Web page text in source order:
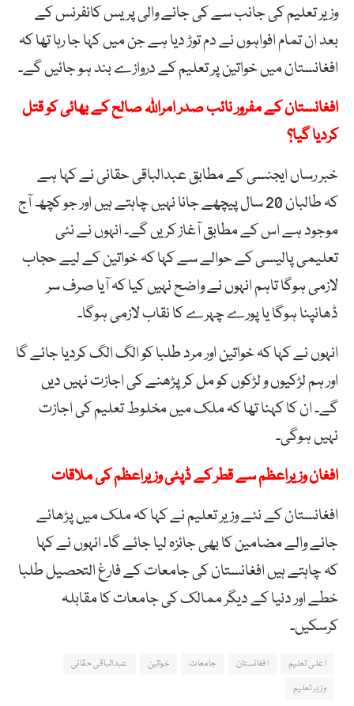
وزیر تعلیم کی جانب سے کی جانے والی پریس کانفرنس کے
بعد ان تمام افواہوں نے دم توڑ دیا ہے جن میں کہا جا رہا تھا کہ
افغانستان میں خواتین پر تعلیم کے دروازے بند ہو جائیں گے۔
افغانستان کے مفرور نائب صدر امراللہ صالح کے بھائی کو قتل
کردیا گیا؟
خبر رساں ایجنسی کے مطابق عبدالباقی حقانی نے کہا ہے
کہ طالبان 20 سال پیچھے جانا نہیں چاہتے ہیں اور جو کچھ آج
موجود ہے اس کے مطابق آغاز کریں گے۔ انہوں نے نئی
تعلیمی پالیسی کے حوالے سے کہا کہ خواتین کے لیے حجاب
لازمی ہوگا تاہم انہوں نے واضح نہیں کیا کہ آیا صرف سر
ڈھانپنا ہوگا یا پورے چہرے کا نقاب لازمی ہوگا۔
انہوں نے کہا کہ خواتین اور مرد طلبا کو الگ الگ کردیا جائے گا
اور ہم لڑکیوں و لڑکوں کو مل کر پڑھنے کی اجازت نہیں دیں
گے۔ ان کا کہنا تھا کہ ملک میں مخلوط تعلیم کی اجازت
نہیں ہوگی۔
افغان وزیراعظم سے قطر کے ڈپٹی وزیراعظم کی ملاقات
افغانستان کے نئے وزیر تعلیم نے کہا کہ ملک میں پڑھائے
جانے والے مضامین کا بھی جائزہ لیا جائے گا۔ انہوں نے کہا
کہ چاہتے ہیں افغانستان کی جامعات کے فارغ التحصیل طلبا
خطے اور دنیا کے دیگر ممالک کی جامعات کا مقابلہ
کرسکیں۔
اعلیٰ تعلیم افغانستان جامعات خواتین
عبدالباقی حقانی
وزیر تعلیم